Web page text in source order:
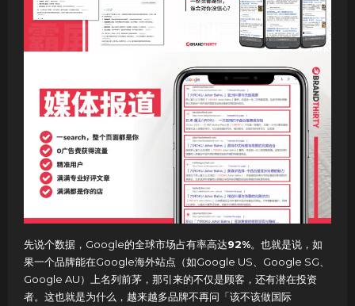
先说个数据，Google的全球市场占有率高达92%。也就是说，如
果一个品牌能在Google海外站点（如Google US、Google SG、
Google AU）上名列前茅，那引来的不仅是顾客，还有潜在投资
者。这也就是为什么，越来越多品牌不再问「该不该做国际